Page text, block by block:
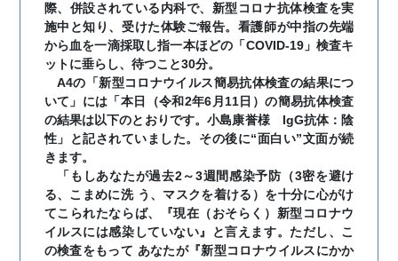
際、併設されている内科で、新型コロナ抗体検査を実
施中と知り、受けた体験ご報告。看護師が中指の先端
から血を一滴採取し指一本ほどの「COVID-19」検査キ
ットに垂らし、待つこと30分。
A4の「新型コロナウイルス簡易抗体検査の結果につ
いて」には「本日（令和2年6月11日）の簡易抗体検査
の結果は以下のとおりです。小島康誉様 IgG抗体：陰
性」と記されていました。その後に“面白い”文面が続
きます。
「もしあなたが過去2～3週間感染予防（3密を避け
る、こまめに洗 う、マスクを着ける）を十分に心がけ
てこられたならば、『現在（おそらく）新型コロナウ
イルスには感染していない』と言えます。ただし、こ
の検査をもって あなたが『新型コロナウイルスにかか